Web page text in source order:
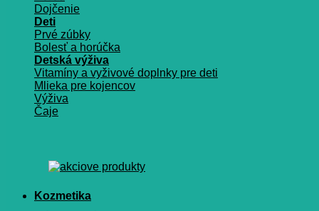
Dojčenie
Deti
Prvé zúbky
Bolesť a horúčka
Detská výživa
Vitamíny a vyživové doplnky pre deti
Mlieka pre kojencov
Výživa
Čaje
Kozmetika